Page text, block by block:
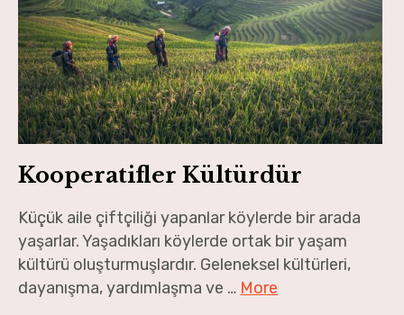
Kooperatifler Kültürdür
Küçük aile çiftçiliği yapanlar köylerde bir arada
yaşarlar. Yaşadıkları köylerde ortak bir yaşam
kültürü oluşturmuşlardır. Geleneksel kültürleri,
dayanışma, yardımlaşma ve … More